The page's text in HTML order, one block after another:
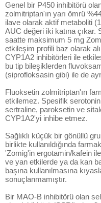
Genel bir P450 inhibitörü
zolmitriptan'ın yarı ömrü
ilave olarak aktif metaboliti
AUC değeri iki katına
saatte maksimum 5 mg
etkileşim profili baz olarak
CYP1A2 inhibitörleri ile
bu tip bileşiklerden
(siprofloksasin gibi) ile de
Fluoksetin zolmitriptan'ın
etkilemez. Spesifik
sertraline, paroksetin ve
CYP1A2'yi inhibe etmez.
Sağlıklı küçük bir gönüllü
birlikte kullanıldığında
'Zomig'in ergotamin/kafein
ve yan etkilerde ya da kan
başına kullanılmasına
sonuçlanmamıştır.
Bir MAO-B inhibitörü olan